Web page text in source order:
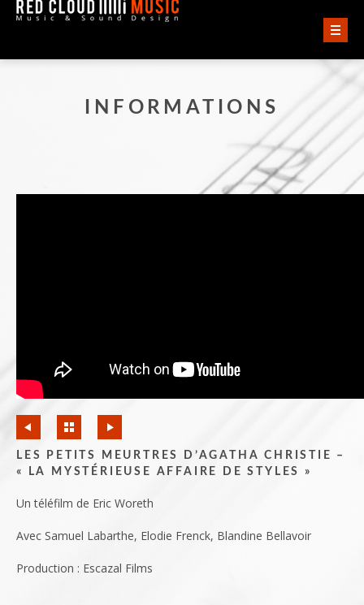
ACCUEIL
AUDIO
QUI SOMMES-NOUS ?
INFORMATIONS
LES PETITS MEURTRES D’AGATHA CHRISTIE –
« LA MYSTÉRIEUSE AFFAIRE DE STYLES »
Un téléfilm de Eric Woreth
Avec Samuel Labarthe, Elodie Frenck, Blandine Bellavoir
Production : Escazal Films